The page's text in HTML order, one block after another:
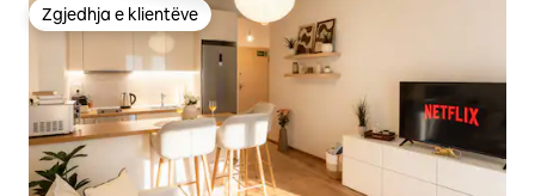
Zgjedhja e klientëve
Zgjedhja e klientëve